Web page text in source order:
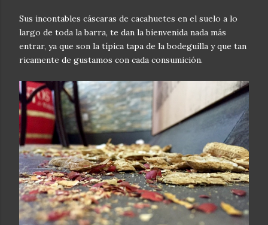
Sus incontables cáscaras de cacahuetes en el suelo a lo
largo de toda la barra, te dan la bienvenida nada más
entrar, ya que son la típica tapa de la bodeguilla y que tan
ricamente de gustamos con cada consumición.